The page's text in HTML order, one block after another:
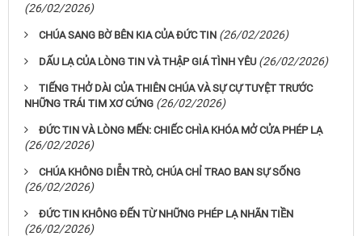
(26/02/2026)
CHÚA SANG BỜ BÊN KIA CỦA ĐỨC TIN (26/02/2026)
DẤU LẠ CỦA LÒNG TIN VÀ THẬP GIÁ TÌNH YÊU (26/02/2026)
TIẾNG THỞ DÀI CỦA THIÊN CHÚA VÀ SỰ CỰ TUYỆT TRƯỚC
NHỮNG TRÁI TIM XƠ CỨNG (26/02/2026)
ĐỨC TIN VÀ LÒNG MẾN: CHIẾC CHÌA KHÓA MỞ CỬA PHÉP LẠ
(26/02/2026)
CHÚA KHÔNG DIỄN TRÒ, CHÚA CHỈ TRAO BAN SỰ SỐNG
(26/02/2026)
ĐỨC TIN KHÔNG ĐẾN TỪ NHỮNG PHÉP LẠ NHÃN TIỀN
(26/02/2026)